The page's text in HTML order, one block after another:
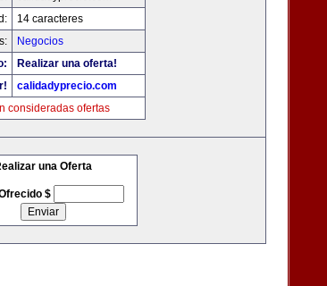
14 caracteres
Negocios
Realizar una oferta!
calidadyprecio.com
consideradas ofertas
una Oferta
$